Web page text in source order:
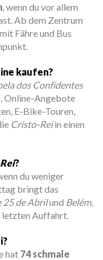
, wenn du vor allem
Ab dem Zentrum
Fähre und Bus
kaufen?
dos Confidentes
Online-Angebote
E-Bike-Touren,
Cristo-Reiin einen
?
du weniger
bringt das
25 de Abrilund Belém,
Auffahrt.
hat 74 schmale